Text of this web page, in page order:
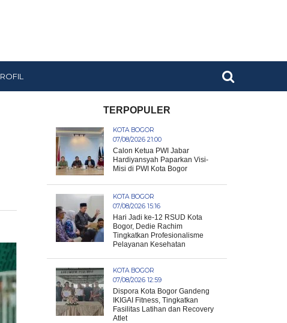
TERPOPULER
KOTA BOGOR
07/08/2026 21:00
Calon Ketua PWI Jabar
Hardiyansyah Paparkan Visi-
Misi di PWI Kota Bogor
KOTA BOGOR
07/08/2026 15:16
Hari Jadi ke-12 RSUD Kota
Bogor, Dedie Rachim
Tingkatkan Profesionalisme
Pelayanan Kesehatan
KOTA BOGOR
07/08/2026 12:59
Dispora Kota Bogor Gandeng
IKIGAI Fitness, Tingkatkan
Fasilitas Latihan dan Recovery
Atlet